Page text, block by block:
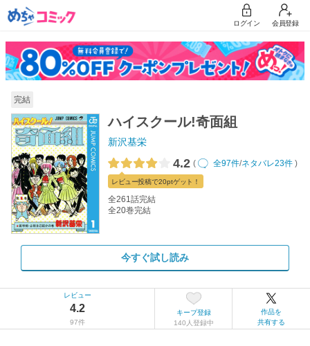
ログイン 会員登録
完結
ハイスクール!奇面組
新沢基栄
4.2 ( 全97件/ネタバレ23件 )
レビュー投稿で20ptゲット！
全261話完結
全20巻完結
今すぐ試し読み
レビュー
4.2
97件
キープ登録
140人登録中
作品を
共有する